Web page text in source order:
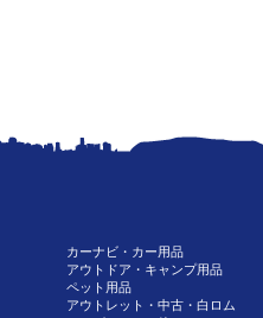
カーナビ・カー用品
アウトドア・キャンプ用品
ペット用品
アウトレット・中古・白ロム